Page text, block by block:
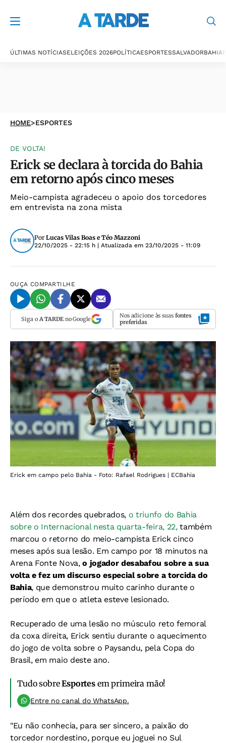
ÚLTIMAS NOTÍCIASELEIÇÕES 2026POLÍTICAESPORTESSALVADORBAHIA
HOME>ESPORTES
DE VOLTA!
Erick se declara à torcida do Bahia
em retorno após cinco meses
Meio-campista agradeceu o apoio dos torcedores
em entrevista na zona mista
Por Lucas Vilas Boas e Téo Mazzoni
22/10/2025 - 22:15 h | Atualizada em 23/10/2025 - 11:09
OUÇA COMPARTILHE
Siga o A TARDEno Google Nos adicione às suas fontes
preferidas
Erick em campo pelo Bahia - Foto: Rafael Rodrigues | ECBahia
Além dos recordes quebrados, o triunfo do Bahia
sobre o Internacional nesta quarta-feira, 22, também
marcou o retorno do meio-campista Erick cinco
meses após sua lesão. Em campo por 18 minutos na
Arena Fonte Nova,o jogador desabafou sobre a sua
volta e fez um discurso especial sobre a torcida do
Bahia, que demonstrou muito carinho durante o
período em que o atleta esteve lesionado.
Recuperado de uma lesão no músculo reto femoral
da coxa direita, Erick sentiu durante o aquecimento
do jogo de volta sobre o Paysandu, pela Copa do
Brasil, em maio deste ano.
Tudo sobreEsportesem primeira mão!
Entre no canal do WhatsApp.
"Eu não conhecia, para ser sincero, a paixão do
torcedor nordestino, porque eu joguei no Sul